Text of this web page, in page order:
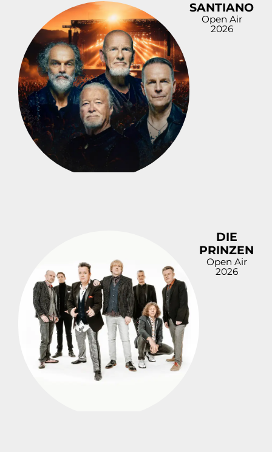
SANTIANO
Open Air
2026
DIE
PRINZEN
Open Air
2026